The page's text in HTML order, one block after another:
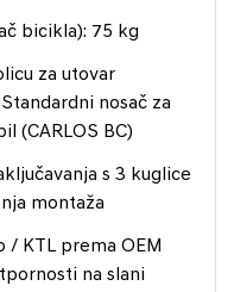
bicikla): 75 kg
za utovar
nosač za
(CARLOS BC)
s 3 kuglice
montaža
/ KTL prema OEM
na slani